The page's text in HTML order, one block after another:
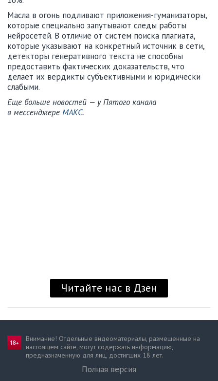
Масла в огонь подливают приложения-гуманизаторы,
которые специально запутывают следы работы
нейросетей. В отличие от систем поиска плагиата,
которые указывают на конкретный источник в сети,
детекторы генеративного текста не способны
предоставить фактических доказательств, что
делает их вердикты субъективными и юридически
слабыми.
Еще больше новостей — у Пятого канала
в мессенджере МАКС.
Читайте нас в Дзен
Внимание! Отдельные видеоматериалы, размещенные на
настоящем сайте, могут содержать информацию,
предназначен­ную для лиц, достигших 18 лет.
Полная версия